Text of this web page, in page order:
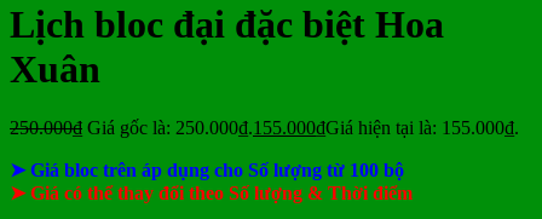
Lịch bloc đại đặc biệt Hoa
Xuân
250.000₫ Giá gốc là: 250.000₫.155.000₫Giá hiện tại là: 155.000₫.
➤ Giá bloc trên áp dụng cho Số lượng từ 100 bộ
➤ Giá có thể thay đổi theo Số lượng & Thời điểm